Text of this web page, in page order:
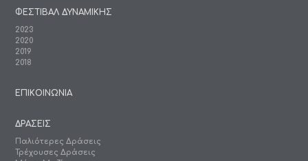
ΦΕΣΤΙΒΑΛ ΔΥΝΑΜΙΚΗΣ
2023
2020
2019
2018
ΕΠΙΚΟΙΝΩΝΙΑ
ΔΡΑΣΕΙΣ
Παλιότερες Δράσεις
Τρέχουσες Δράσεις